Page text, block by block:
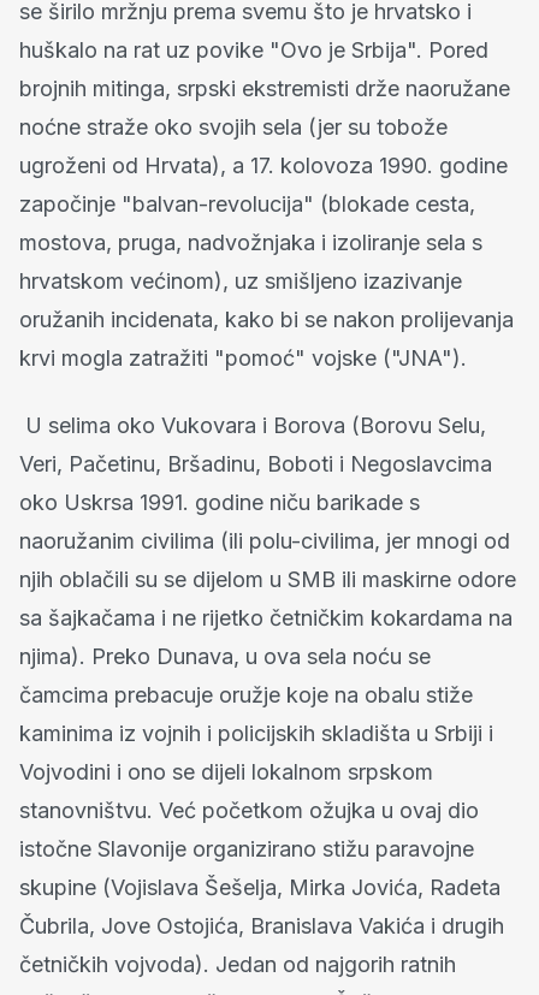
se širilo mržnju prema svemu što je hrvatsko i
huškalo na rat uz povike "Ovo je Srbija". Pored
brojnih mitinga, srpski ekstremisti drže naoružane
noćne straže oko svojih sela (jer su tobože
ugroženi od Hrvata), a 17. kolovoza 1990. godine
započinje "balvan-revolucija" (blokade cesta,
mostova, pruga, nadvožnjaka i izoliranje sela s
hrvatskom većinom), uz smišljeno izazivanje
oružanih incidenata, kako bi se nakon prolijevanja
krvi mogla zatražiti "pomoć" vojske ("JNA").
U selima oko Vukovara i Borova (Borovu Selu,
Veri, Pačetinu, Bršadinu, Boboti i Negoslavcima
oko Uskrsa 1991. godine niču barikade s
naoružanim civilima (ili polu-civilima, jer mnogi od
njih oblačili su se dijelom u SMB ili maskirne odore
sa šajkačama i ne rijetko četničkim kokardama na
njima). Preko Dunava, u ova sela noću se
čamcima prebacuje oružje koje na obalu stiže
kaminima iz vojnih i policijskih skladišta u Srbiji i
Vojvodini i ono se dijeli lokalnom srpskom
stanovništvu. Već početkom ožujka u ovaj dio
istočne Slavonije organizirano stižu paravojne
skupine (Vojislava Šešelja, Mirka Jovića, Radeta
Čubrila, Jove Ostojića, Branislava Vakića i drugih
četničkih vojvoda). Jedan od najgorih ratnih